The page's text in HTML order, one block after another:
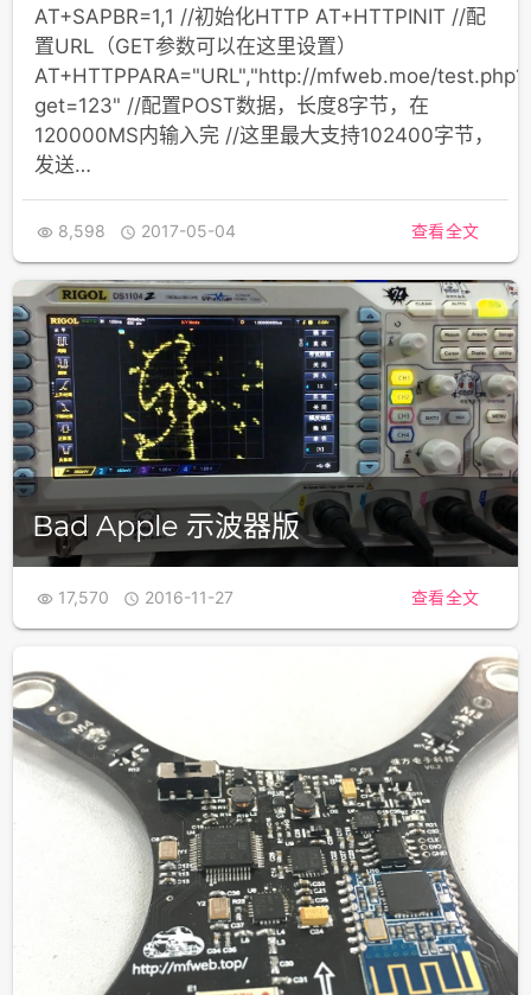
AT+SAPBR=1,1 //初始化HTTP AT+HTTPINIT //配
置URL（GET参数可以在这里设置）
AT+HTTPPARA="URL","http://mfweb.moe/test.php?
get=123" //配置POST数据，长度8字节，在
120000MS内输入完 //这里最大支持102400字节，
发送…
 8,598  2017-05-04 查看全文
Bad Apple 示波器版
 17,570  2016-11-27 查看全文